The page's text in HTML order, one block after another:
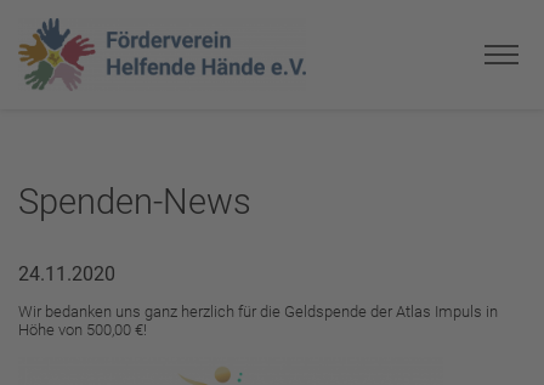
Spenden-News
Wir bedanken uns ganz herzlich für die Geldspende der Atlas Impuls in
Höhe von 500,00 €!
24.11.2020